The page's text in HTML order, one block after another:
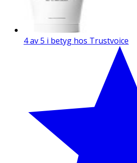
4 av 5 i betyg hos Trustvoice